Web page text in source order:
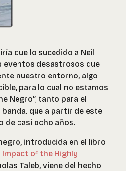
que lo sucedido a Neil
eventos desastrosos que
nuestro entorno, algo
para lo cual no estamos
Negro”, tanto para el
que a partir de este
de casi ocho años.
introducida en el libro
Impact of the Highly
Taleb, viene del hecho